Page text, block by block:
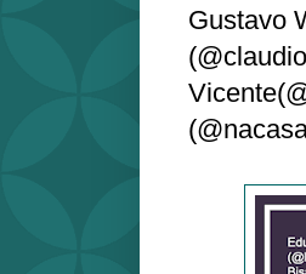
Gustavo